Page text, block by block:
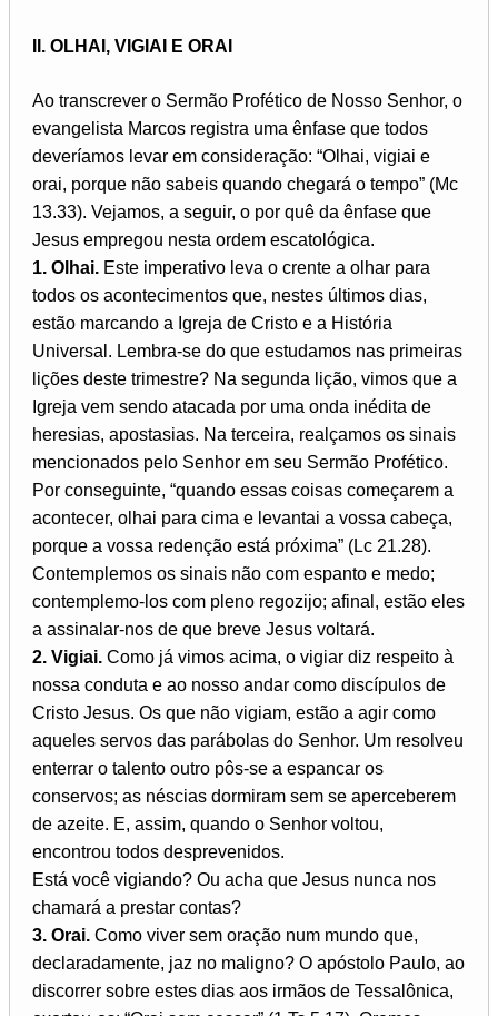
II. OLHAI, VIGIAI E ORAI
Ao transcrever o Sermão Profético de Nosso Senhor, o
evangelista Marcos registra uma ênfase que todos
deveríamos levar em consideração: “Olhai, vigiai e
orai, porque não sabeis quando chegará o tempo” (Mc
13.33). Vejamos, a seguir, o por quê da ênfase que
Jesus empregou nesta ordem escatológica.
1. Olhai. Este imperativo leva o crente a olhar para
todos os acontecimentos que, nestes últimos dias,
estão marcando a Igreja de Cristo e a História
Universal. Lembra-se do que estudamos nas primeiras
lições deste trimestre? Na segunda lição, vimos que a
Igreja vem sendo atacada por uma onda inédita de
heresias, apostasias. Na terceira, realçamos os sinais
mencionados pelo Senhor em seu Sermão Profético.
Por conseguinte, “quando essas coisas começarem a
acontecer, olhai para cima e levantai a vossa cabeça,
porque a vossa redenção está próxima” (Lc 21.28).
Contemplemos os sinais não com espanto e medo;
contemplemo-los com pleno regozijo; afinal, estão eles
a assinalar-nos de que breve Jesus voltará.
2. Vigiai. Como já vimos acima, o vigiar diz respeito à
nossa conduta e ao nosso andar como discípulos de
Cristo Jesus. Os que não vigiam, estão a agir como
aqueles servos das parábolas do Senhor. Um resolveu
enterrar o talento outro pôs-se a espancar os
conservos; as néscias dormiram sem se aperceberem
de azeite. E, assim, quando o Senhor voltou,
encontrou todos desprevenidos.
Está você vigiando? Ou acha que Jesus nunca nos
chamará a prestar contas?
3. Orai. Como viver sem oração num mundo que,
declaradamente, jaz no maligno? O apóstolo Paulo, ao
discorrer sobre estes dias aos irmãos de Tessalônica,